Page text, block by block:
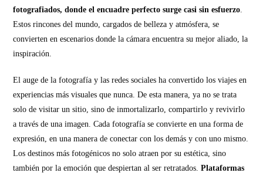
fotografiados, donde el encuadre perfecto surge casi sin esfuerzo.
Estos rincones del mundo, cargados de belleza y atmósfera, se
convierten en escenarios donde la cámara encuentra su mejor aliado, la
inspiración.
El auge de la fotografía y las redes sociales ha convertido los viajes en
experiencias más visuales que nunca. De esta manera, ya no se trata
solo de visitar un sitio, sino de inmortalizarlo, compartirlo y revivirlo
a través de una imagen. Cada fotografía se convierte en una forma de
expresión, en una manera de conectar con los demás y con uno mismo.
Los destinos más fotogénicos no solo atraen por su estética, sino
también por la emoción que despiertan al ser retratados.Plataformas